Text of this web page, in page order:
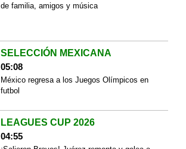
de familia, amigos y música
SELECCIÓN MEXICANA
05:08
México regresa a los Juegos Olímpicos en
futbol
LEAGUES CUP 2026
04:55